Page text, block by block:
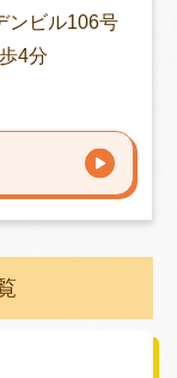
ンビル106号
4分